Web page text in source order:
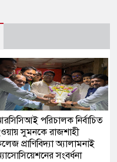
পরিচালক নির্বাচিত
সুমনকে রাজশাহী
প্রাণিবিদ্যা অ্যালামনাই
সংবর্ধনা